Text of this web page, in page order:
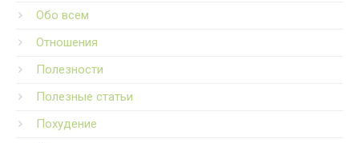
Обо всем
Отношения
Полезности
Полезные статьи
Похудение